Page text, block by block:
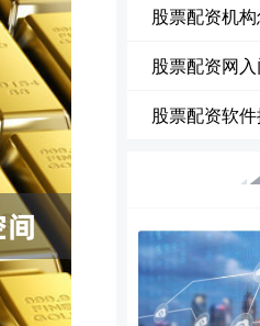
股票配资机
股票配资网
股票配资软